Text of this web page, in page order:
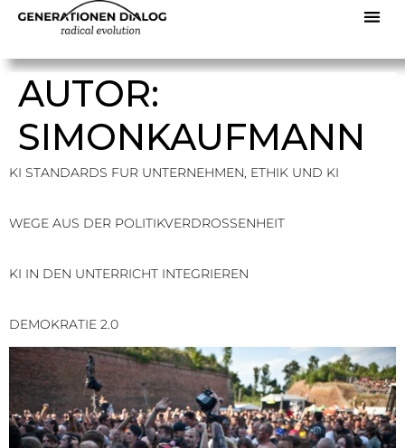
AUTOR:
SIMONKAUFMANN
KI STANDARDS FUR UNTERNEHMEN, ETHIK UND KI
WEGE AUS DER POLITIKVERDROSSENHEIT
KI IN DEN UNTERRICHT INTEGRIEREN
DEMOKRATIE 2.0